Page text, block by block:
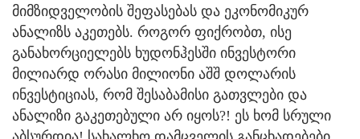
მიმზიდველობის შეფასებას და ეკონომიკურ
ანალიზს აკეთებს. როგორ ფიქრობთ, ისე
განახორციელებს ხუდონჰესში ინვესტორი
მილიარდ ორასი მილიონი აშშ დოლარის
ინვესტიციას, რომ შესაბამისი გათვლები და
ანალიზი გაკეთებული არ იყოს?! ეს ხომ სრული